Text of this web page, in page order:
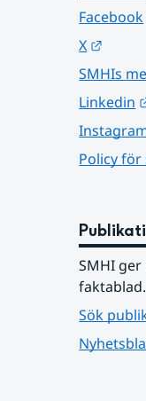
Facebook
X
SMHIs
Linkedin
Policy för
SMHI
faktablad.
Sök